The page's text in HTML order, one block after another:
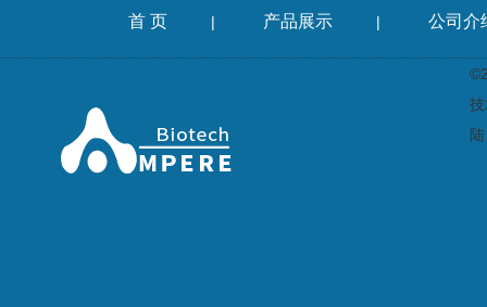
首 页 | 产品展示 | 公司介
陆